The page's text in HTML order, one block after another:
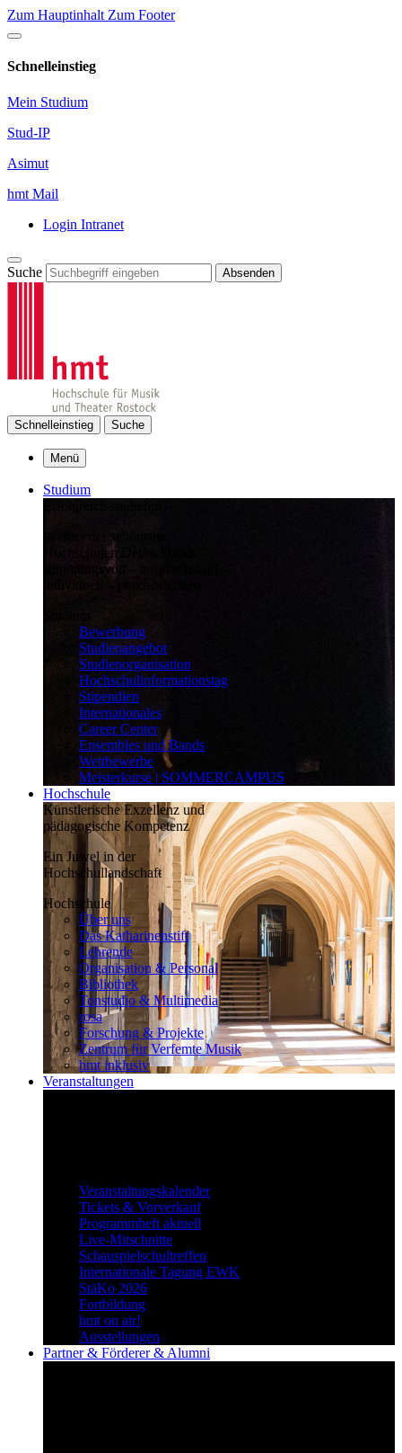
Zum Hauptinhalt Zum Footer
Schnelleinstieg
Mein Studium
Stud-IP
Asimut
hmt Mail
Login Intranet
Suche Absenden
Schnelleinstieg Suche
Menü
Studium
in einer der schönsten
Hochschulen Deutschlands:
stimmungsvoll – anspruchsvoll –
individuell – praxisorientiert
Bewerbung
Studienangebot
Studienorganisation
Hochschulinformationstag
Stipendien
Internationales
Career Center
Ensembles und Bands
Wettbewerbe
Meisterkurse | SOMMERCAMPUS
Hochschule
Künstlerische Exzellenz und
pädagogische Kompetenz
Ein Juwel in der
Hochschullandschaft
Hochschule
Über uns
Das Katharinenstift
Lehrende
Organisation & Personal
Bibliothek
Tonstudio & Multimedia
rosa
Forschung & Projekte
Zentrum für Verfemte Musik
hmt inklusiv
Veranstaltungen
Veranstaltungskalender
Tickets & Vorverkauf
Programmheft aktuell
Live-Mitschnitte
Schauspielschultreffen
Internationale Tagung EWK
StäKo 2026
Fortbildung
hmt on air!
Ausstellungen
Partner & Förderer & Alumni